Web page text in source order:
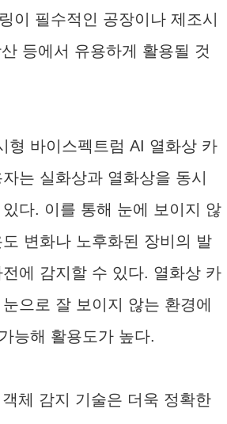
이 필수적인 공장이나 제조시
등에서 유용하게 활용될 것
형 바이스펙트럼 AI 열화상 카
는 실화상과 열화상을 동시
다. 이를 통해 눈에 보이지 않
변화나 노후화된 장비의 발
에 감지할 수 있다. 열화상 카
으로 잘 보이지 않는 환경에
능해 활용도가 높다.
체 감지 기술은 더욱 정확한